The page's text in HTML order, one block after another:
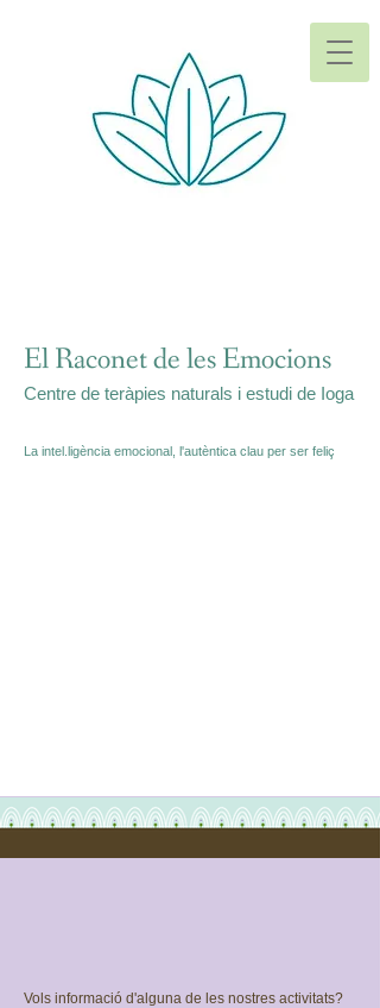
El Raconet de les Emocions
Centre de teràpies naturals i estudi de Ioga
La intel.ligència emocional, l'autèntica clau per ser feliç
Vols informació d'alguna de les nostres activitats?